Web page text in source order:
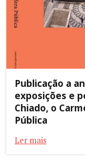
Publicação a
exposições e
Chiado, o
Pública
Ler mais